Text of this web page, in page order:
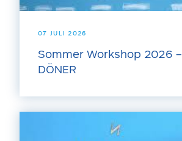
07 JULI 2026
Sommer Workshop 2026 –
DÖNER